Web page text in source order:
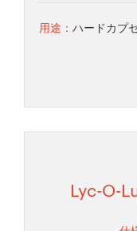
用途： ハードカプ
Lyc-O-